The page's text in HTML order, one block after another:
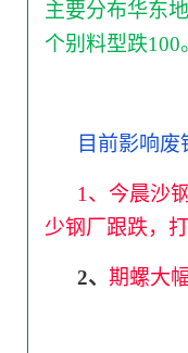
主要分布华东
个别料型跌100
目前影响废
1、今晨沙
少钢厂跟跌，
2、 期螺大